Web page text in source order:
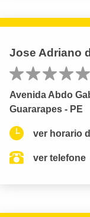
Jose Adriano
Avenida Abdo
Guararapes - PE
ver horario
ver telefone